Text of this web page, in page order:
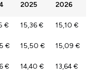
2025 2026
€ 15,36 € 15,10 €
€ 15,50 € 15,09 €
€ 14,40 € 13,64 €